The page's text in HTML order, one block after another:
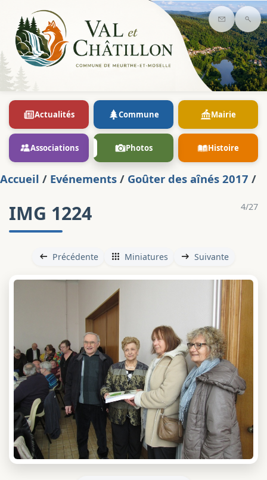
Contact
Actualités Commune Mairie
Associations Photos Histoire
Accueil / Evénements / Goûter des aînés 2017 /
4/27
IMG 1224
Précédente Miniatures Suivante